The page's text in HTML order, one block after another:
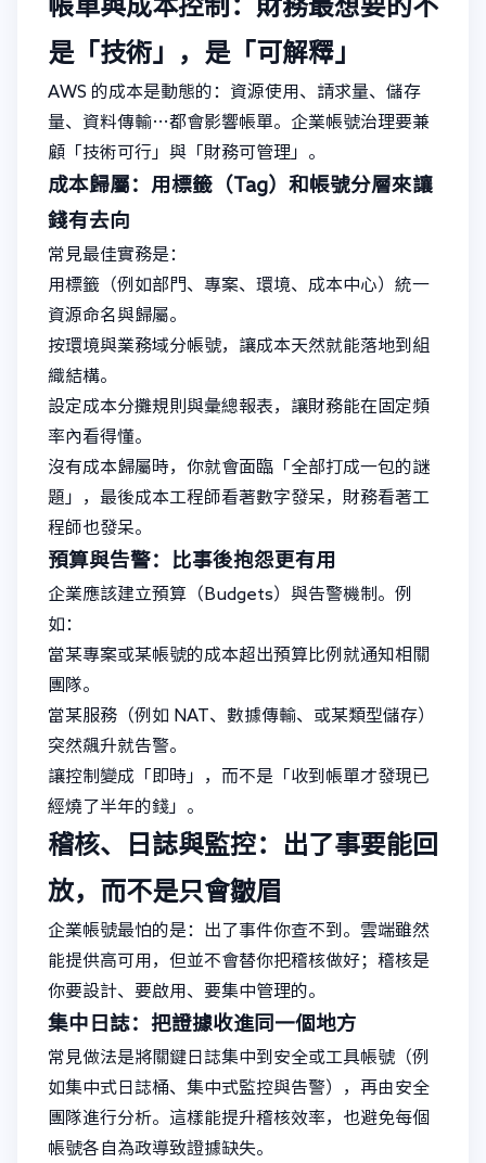
是「技術」，是「可解釋」
AWS 的成本是動態的：資源使用、請求量、儲存
量、資料傳輸…都會影響帳單。企業帳號治理要兼
顧「技術可行」與「財務可管理」。
成本歸屬：用標籤（Tag）和帳號分層來讓
錢有去向
常見最佳實務是：
用標籤（例如部門、專案、環境、成本中心）統一
資源命名與歸屬。
按環境與業務域分帳號，讓成本天然就能落地到組
織結構。
設定成本分攤規則與彙總報表，讓財務能在固定頻
率內看得懂。
沒有成本歸屬時，你就會面臨「全部打成一包的謎
題」，最後成本工程師看著數字發呆，財務看著工
程師也發呆。
預算與告警：比事後抱怨更有用
企業應該建立預算（Budgets）與告警機制。例
如：
當某專案或某帳號的成本超出預算比例就通知相關
團隊。
當某服務（例如 NAT、數據傳輸、或某類型儲存）
突然飆升就告警。
讓控制變成「即時」，而不是「收到帳單才發現已
經燒了半年的錢」。
稽核、日誌與監控：出了事要能回
放，而不是只會皺眉
企業帳號最怕的是：出了事件你查不到。雲端雖然
能提供高可用，但並不會替你把稽核做好；稽核是
你要設計、要啟用、要集中管理的。
集中日誌：把證據收進同一個地方
常見做法是將關鍵日誌集中到安全或工具帳號（例
如集中式日誌桶、集中式監控與告警），再由安全
團隊進行分析。這樣能提升稽核效率，也避免每個
帳號各自為政導致證據缺失。